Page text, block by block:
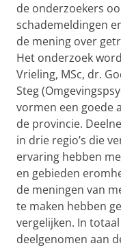
de onderzoekers
schademeldingen
de mening over
Het onderzoek
Vrieling, MSc, dr.
Steg
vormen een goede
de provincie.
in drie regio’s die
ervaring hebben
en gebieden
de meningen van
te maken hebben
vergelijken. In
deelgenomen aan